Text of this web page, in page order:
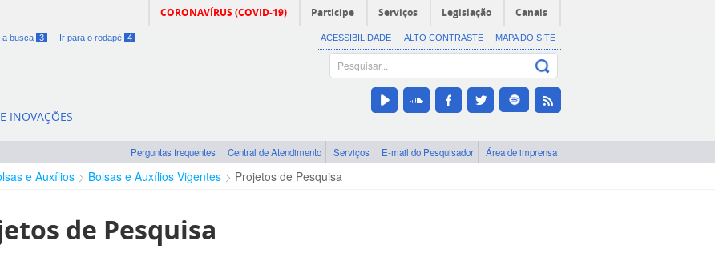
CORONAVÍRUS (COVID-19) Participe Serviços Legislação Canais
a busca 3 Ir para o rodapé 4 ACESSIBILIDADE ALTO CONTRASTE MAPA DO SITE
INOVAÇÕES
Perguntas frequentes Central de Atendimento Serviços E-mail do Pesquisador Área de imprensa
e Auxílios Bolsas e Auxílios Vigentes Projetos de Pesquisa
de Pesquisa